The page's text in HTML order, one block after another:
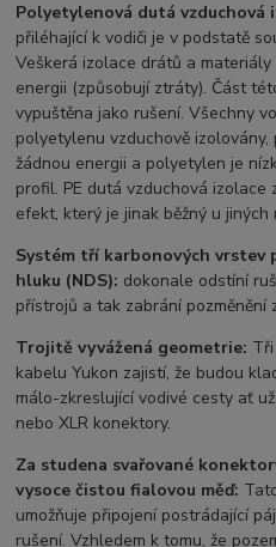
Polyetylenová dutá vzduchová
přiléhající k vodiči je v podstatě
Veškerá izolace drátů a
energii (způsobují ztráty). Část
vypuštěna jako rušení. Všechny
polyetylenu vzduchově
žádnou energii a polyetylen je
profil. PE dutá vzduchová izolace
efekt, který je jinak běžný u jiných
Systém tří karbonových
hluku (NDS): dokonale odstíní
přístrojů a tak zabrání pozměnění
Trojitě vyvážená geometrie:
kabelu Yukon zajistí, že budou
málo-zkreslující vodivé cesty ať
nebo XLR konektory.
Za studena svařované
vysoce čistou fialovou měď:
umožňuje připojení postrádající
rušení. Vzhledem k tomu, že